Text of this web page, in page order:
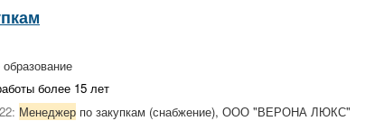
образование
более 15 лет
Менеджер по закупкам (снабжение), ООО "ВЕРОНА ЛЮКС"